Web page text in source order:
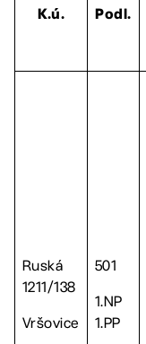
K.ú. Podl.
Ruská
1211/138
Vršovice
501
1.NP
1.PP